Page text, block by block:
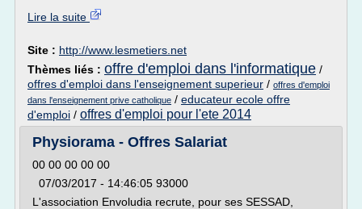
Lire la suite
Site : http://www.lesmetiers.net
Thèmes liés : offre d'emploi dans l'informatique /
offres d'emploi dans l'enseignement superieur / offres d'emploi
dans l'enseignement prive catholique / educateur ecole offre
d'emploi / offres d'emploi pour l'ete 2014
Physiorama - Offres Salariat
00 00 00 00 00
07/03/2017 - 14:46:05 93000
L'association Envoludia recrute, pour ses SESSAD,